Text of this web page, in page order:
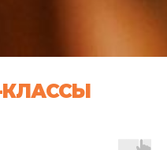
КЛАССЫ